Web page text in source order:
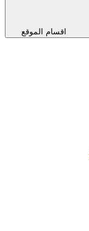
اقسام الموقع